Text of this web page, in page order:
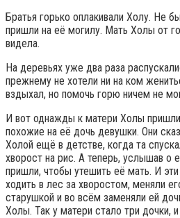
Братья горько оплакивали Холу. Не
пришли на её могилу. Мать Холы от
видела.
На деревьях уже два раза
прежнему не хотели ни на ком
вздыхал, но помочь горю ничем не
И вот однажды к матери Холы
похожие на её дочь девушки. Они
Холой ещё в детстве, когда та
хворост на рис. А теперь, услышав о
пришли, чтобы утешить её мать. И
ходить в лес за хворостом, меняли
старушкой и во всём заменяли ей
Холы. Так у матери стало три дочки,